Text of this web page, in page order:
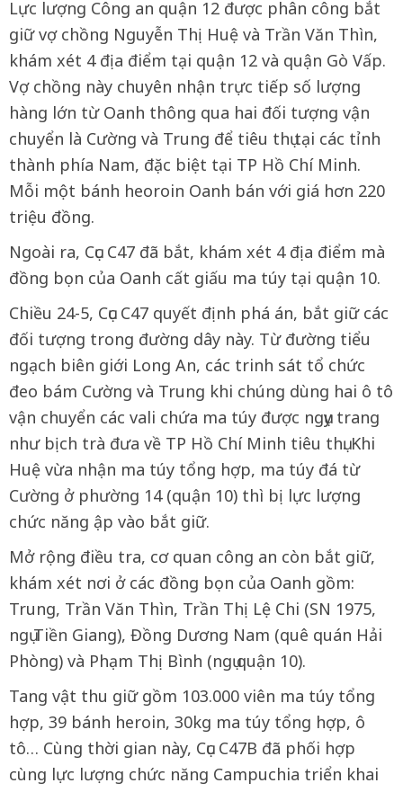
Lực lượng Công an quận 12 được phân công bắt
giữ vợ chồng Nguyễn Thị Huệ và Trần Văn Thìn,
khám xét 4 địa điểm tại quận 12 và quận Gò Vấp.
Vợ chồng này chuyên nhận trực tiếp số lượng
hàng lớn từ Oanh thông qua hai đối tượng vận
chuyển là Cường và Trung để tiêu thụ tại các tỉnh
thành phía Nam, đặc biệt tại TP Hồ Chí Minh.
Mỗi một bánh heoroin Oanh bán với giá hơn 220
triệu đồng.
Ngoài ra, Cục C47 đã bắt, khám xét 4 địa điểm mà
đồng bọn của Oanh cất giấu ma túy tại quận 10.
Chiều 24-5, Cục C47 quyết định phá án, bắt giữ các
đối tượng trong đường dây này. Từ đường tiểu
ngạch biên giới Long An, các trinh sát tổ chức
đeo bám Cường và Trung khi chúng dùng hai ô tô
vận chuyển các vali chứa ma túy được ngụy trang
như bịch trà đưa về TP Hồ Chí Minh tiêu thụ. Khi
Huệ vừa nhận ma túy tổng hợp, ma túy đá từ
Cường ở phường 14 (quận 10) thì bị lực lượng
chức năng ập vào bắt giữ.
Mở rộng điều tra, cơ quan công an còn bắt giữ,
khám xét nơi ở các đồng bọn của Oanh gồm:
Trung, Trần Văn Thìn, Trần Thị Lệ Chi (SN 1975,
ngụ Tiền Giang), Đồng Dương Nam (quê quán Hải
Phòng) và Phạm Thị Bình (ngụ quận 10).
Tang vật thu giữ gồm 103.000 viên ma túy tổng
hợp, 39 bánh heroin, 30kg ma túy tổng hợp, ô
tô… Cùng thời gian này, Cục C47B đã phối hợp
cùng lực lượng chức năng Campuchia triển khai